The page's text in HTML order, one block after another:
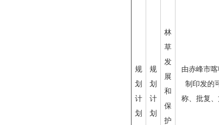
规
划
计
划
规
划
计
划
林
草
发
展
和
保
护
由赤峰市
制印发的
称、批复